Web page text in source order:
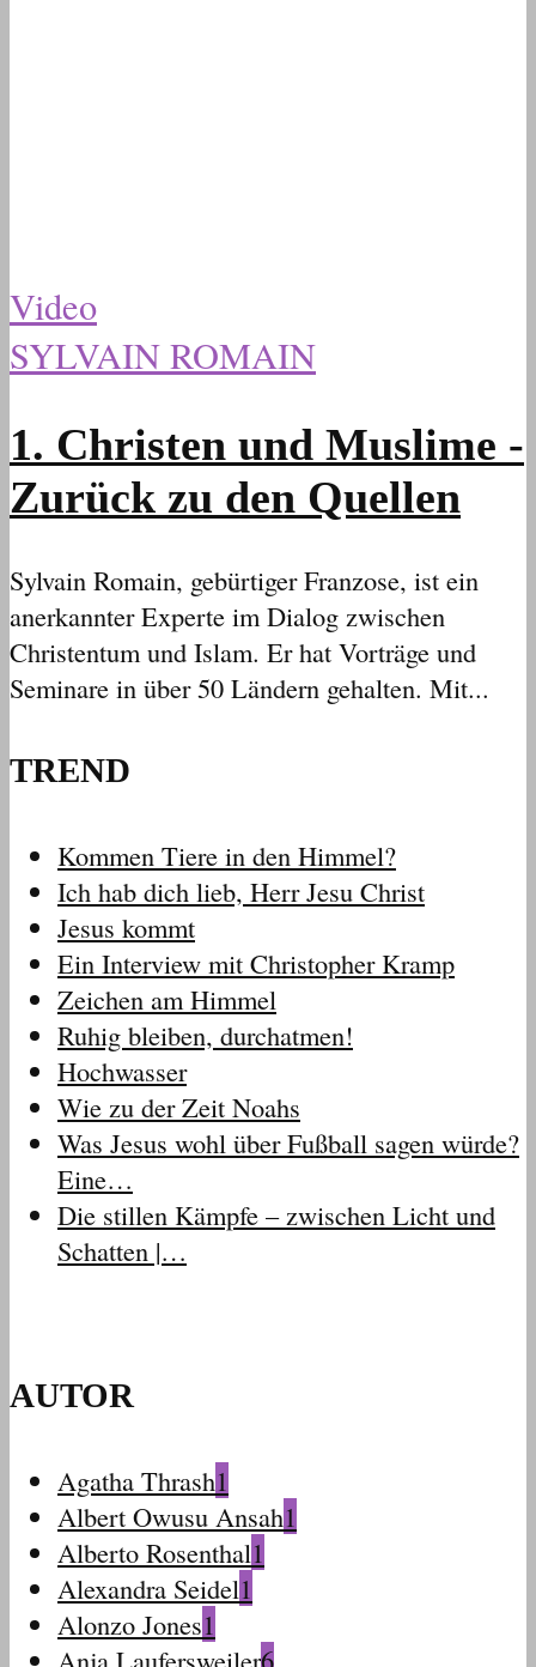
Video
SYLVAIN ROMAIN
1. Christen und Muslime -
Zurück zu den Quellen
Sylvain Romain, gebürtiger Franzose, ist ein
anerkannter Experte im Dialog zwischen
Christentum und Islam. Er hat Vorträge und
Seminare in über 50 Ländern gehalten. Mit...
TREND
Kommen Tiere in den Himmel?
Ich hab dich lieb, Herr Jesu Christ
Jesus kommt
Ein Interview mit Christopher Kramp
Zeichen am Himmel
Ruhig bleiben, durchatmen!
Hochwasser
Wie zu der Zeit Noahs
Was Jesus wohl über Fußball sagen würde?
Eine…
Die stillen Kämpfe – zwischen Licht und
Schatten |…
AUTOR
Agatha Thrash1
Albert Owusu Ansah1
Alberto Rosenthal1
Alexandra Seidel1
Alonzo Jones1
Anja Laufersweiler6